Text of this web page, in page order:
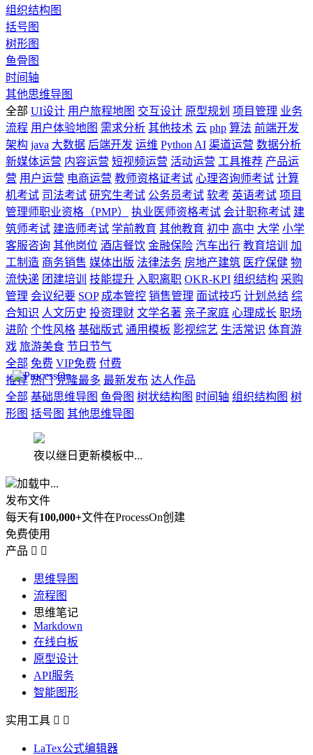
组织结构图
括号图
树形图
鱼骨图
时间轴
其他思维导图
全部 UI设计 用户旅程地图 交互设计 原型规划 项目管理 业务
流程 用户体验地图 需求分析 其他技术 云 php 算法 前端开发
架构 java 大数据 后端开发 运维 Python AI 渠道运营 数据分析
新媒体运营 内容运营 短视频运营 活动运营 工具推荐 产品运
营 用户运营 电商运营 教师资格证考试 心理咨询师考试 计算
机考试 司法考试 研究生考试 公务员考试 软考 英语考试 项目
管理师职业资格（PMP）
执业医师资格考试 会计职称考试 建
筑师考试 建造师考试 学前教育 其他教育 初中 高中 大学 小学
客服咨询 其他岗位 酒店餐饮 金融保险 汽车出行 教育培训
加
工制造 商务销售 媒体出版 法律法务 房地产建筑 医疗保健 物
流快递 团建培训 技能提升 入职离职 OKR-KPI 组织结构 采购
管理 会议纪要 SOP 成本管控 销售管理 面试技巧 计划总结 综
合知识 人文历史 投资理财 文学名著 亲子家庭 心理成长 职场
进阶 个性风格 基础版式 通用模板 影视综艺 生活常识 体育游
戏 旅游美食 节日节气
全部 免费 VIP免费 付费
推荐 热门 克隆最多 最新发布 达人作品
全部 基础思维导图 鱼骨图 树状结构图 时间轴 组织结构图 树
形图 括号图 其他思维导图
夜以继日更新模板中...
加载中...
发布文件
每天有100,000+文件在ProcessOn创建
免费使用
产品  
思维导图
流程图
思维笔记
Markdown
在线白板
原型设计
API服务
智能图形
实用工具  
LaTex公式编辑器